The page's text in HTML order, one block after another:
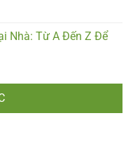
Nhà: Từ A Đến Z Để